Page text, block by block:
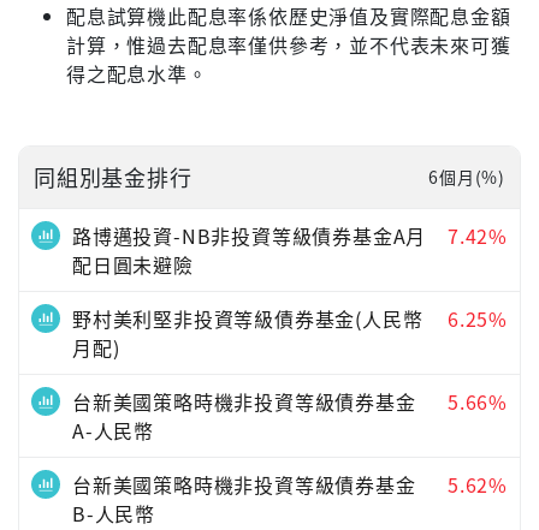
配息試算機此配息率係依歷史淨值及實際配息金額
計算，惟過去配息率僅供參考，並不代表未來可獲
得之配息水準。
同組別基金排行 6個月(%)
路博邁投資-NB非投資等級債券基金A月
配日圓未避險
7.42%
野村美利堅非投資等級債券基金(人民幣
月配)
6.25%
台新美國策略時機非投資等級債券基金
A-人民幣
5.66%
台新美國策略時機非投資等級債券基金
B-人民幣
5.62%